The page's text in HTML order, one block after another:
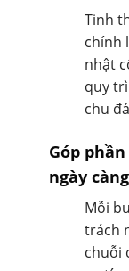
Tinh
chính
nhật
quy
chu
Góp
ngày
Mỗi
trách
chuỗi